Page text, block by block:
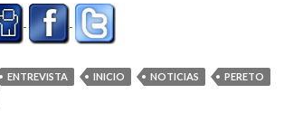
ENTREVISTA INICIO NOTICIAS
PERETO